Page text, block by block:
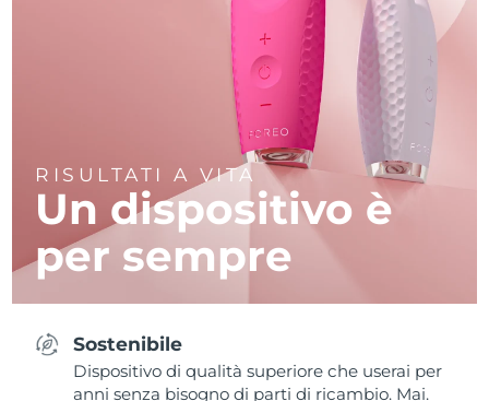
RISULTATI A VITA
Un dispositivo è
per sempre
Sostenibile
Dispositivo di qualità superiore che userai per
anni senza bisogno di parti di ricambio. Mai.